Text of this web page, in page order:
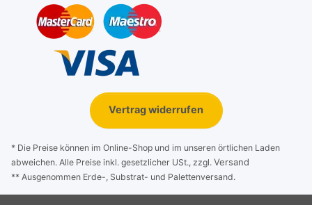
Vertrag widerrufen
* Die Preise können im Online-Shop und im unseren örtlichen Laden
abweichen. Alle Preise inkl. gesetzlicher USt., zzgl. Versand
** Ausgenommen Erde-, Substrat- und Palettenversand.